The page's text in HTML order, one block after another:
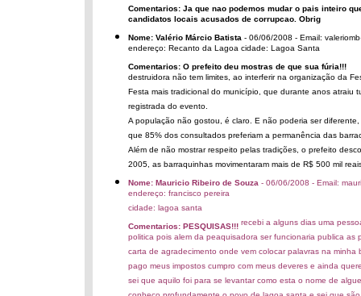
Comentarios: Ja que nao podemos mudar o pais inteiro
candidatos locais acusados de corrupcao. Obrig
Nome: Valério Márcio Batista - 06/06/2008 - Email:
endereço: Recanto da Lagoa cidade: Lagoa Santa
Comentarios: O prefeito deu mostras de que sua fúria!!!
destruidora não tem limites, ao interferir na organização da
Festa mais tradicional do município, que durante anos
registrada do evento.
A população não gostou, é claro. E não poderia ser
que 85% dos consultados preferiam a permanência das
Além de não mostrar respeito pelas tradições, o prefeito
2005, as barraquinhas movimentaram mais de R$ 500 mil
Nome: Mauricio Ribeiro de Souza - 06/06/2008 - Email:
endereço: francisco pereira
cidade: lagoa santa
Comentarios: PESQUISAS!!! recebi a alguns dias uma
politica pois alem da peaquisadora ser funcionaria publica
carta de agradecimento onde vem colocar palavras na
pago meus impostos cumpro com meus deveres e ainda
sei que aquilo foi para se levantar como esta o nome de